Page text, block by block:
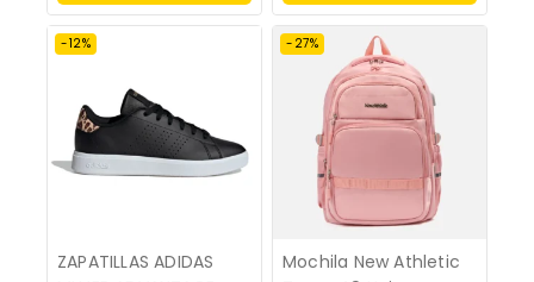
Opciones
Opciones
-12%
ZAPATILLAS ADIDAS
-27%
Mochila New Athletic